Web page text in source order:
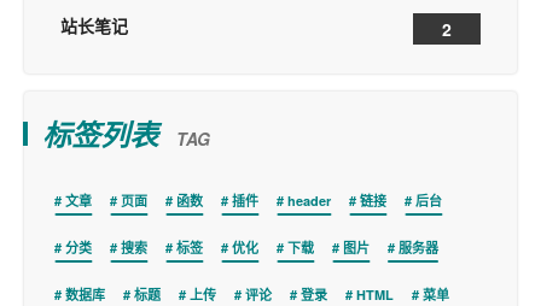
站长笔记 2
标签列表 TAG
文章 页面 函数 插件 header 链接 后台
分类 搜索 标签 优化 下载 图片 服务器
数据库 标题 上传 评论 登录 HTML 菜单